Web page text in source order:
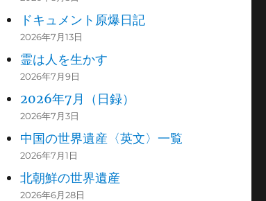
ドキュメント原爆日記
2026年7月13日
霊は人を生かす
2026年7月9日
2026年7月（日録）
2026年7月3日
中国の世界遺産〈英文〉一覧
2026年7月1日
北朝鮮の世界遺産
2026年6月28日